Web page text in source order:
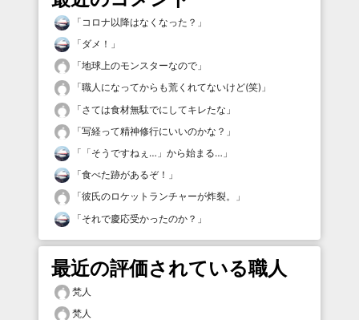
「 コロナ以降はなくなった？ 」
「ダメ！ 」
「地球上のモンスターなので 」
「職人になってからも荒くれてないけど(笑) 」
「さては食材無駄でにしてキレたな 」
「写経って精神修行にいいのかな？ 」
「 「そうですねぇ…」から始まる… 」
「食べた跡があるぞ！ 」
「彼氏のロケットランチャーが炸裂。
」
「それで慶応受かったのか？ 」
最近の評価されている職人
梵人
梵人